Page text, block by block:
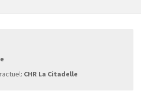
CHR La Citadelle